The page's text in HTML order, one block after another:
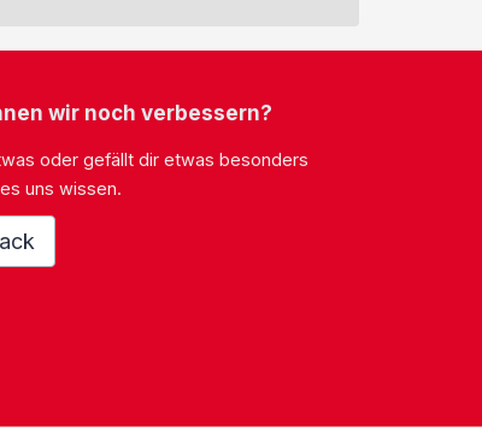
wir noch verbessern?
oder gefällt dir etwas besonders
uns wissen.